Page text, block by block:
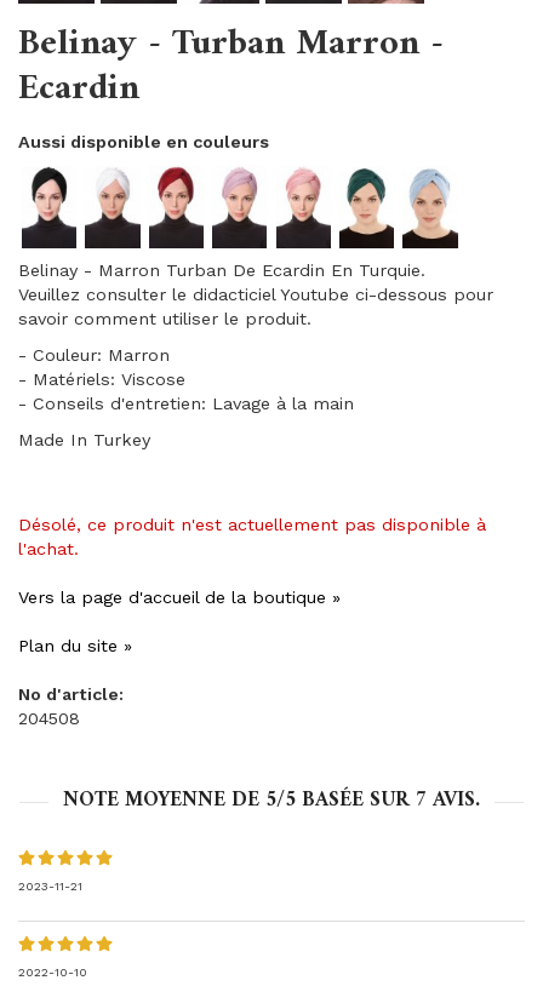
Belinay - Turban Marron -
Ecardin
Aussi disponible en couleurs
Belinay - Marron Turban De Ecardin En Turquie.
Veuillez consulter le didacticiel Youtube ci-dessous pour
savoir comment utiliser le produit.
- Couleur: Marron
- Matériels: Viscose
- Conseils d'entretien: Lavage à la main
Made In Turkey
Désolé, ce produit n'est actuellement pas disponible à
l'achat.
Vers la page d'accueil de la boutique »
Plan du site »
No d'article:
204508
NOTE MOYENNE DE 5/5 BASÉE SUR7AVIS.
2023-11-21
2022-10-10